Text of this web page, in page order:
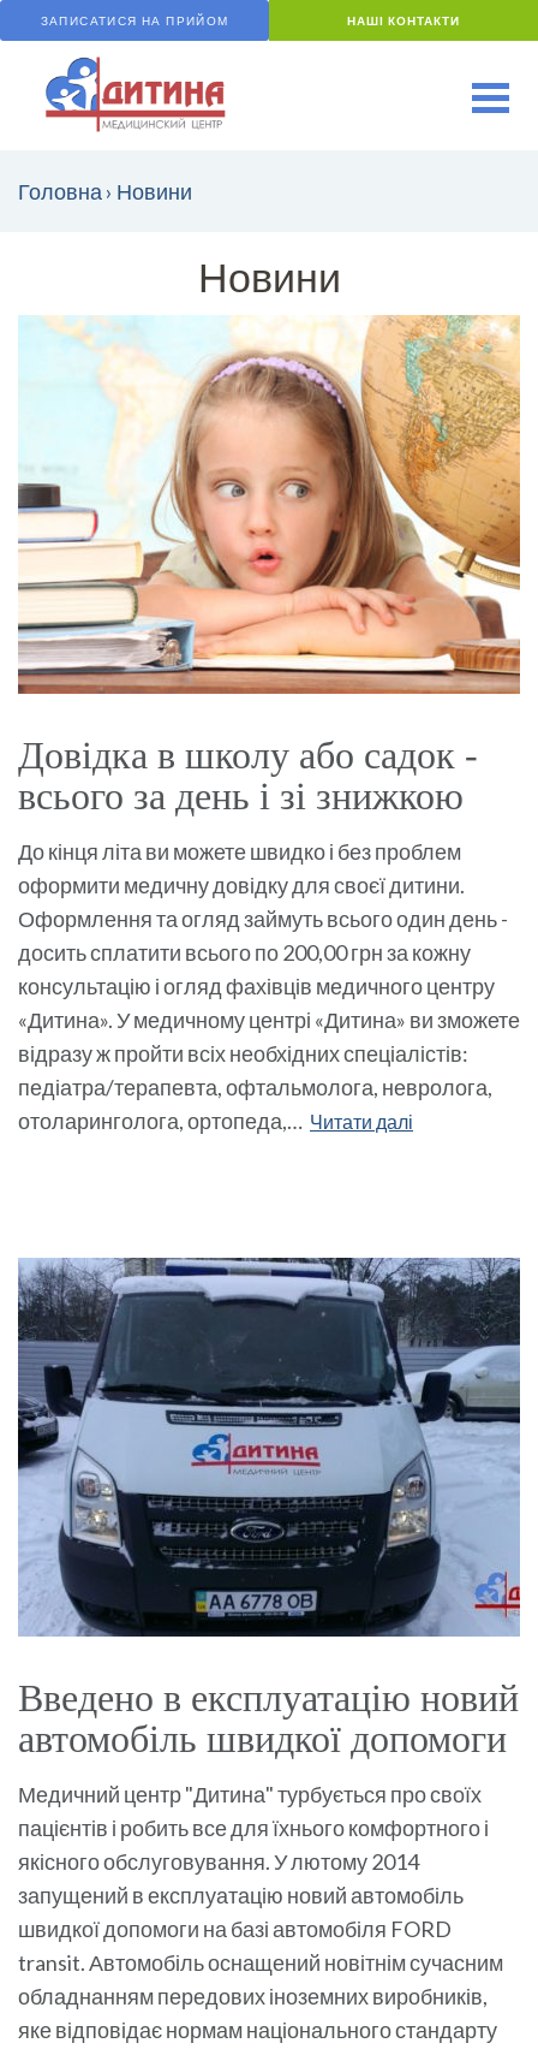
ЗАПИСАТИСЯ НА ПРИЙОМ НАШІ КОНТАКТИ
Головна › Новини
Новини
Довідка в школу або садок -
всього за день і зі знижкою
До кінця літа ви можете швидко і без проблем
оформити медичну довідку для своєї дитини.
Оформлення та огляд займуть всього один день -
досить сплатити всього по 200,00 грн за кожну
консультацію і огляд фахівців медичного центру
«Дитина». У медичному центрі «Дитина» ви зможете
відразу ж пройти всіх необхідних спеціалістів:
педіатра/терапевта, офтальмолога, невролога,
отоларинголога, ортопеда,… Читати далі
Введено в експлуатацію новий
автомобіль швидкої допомоги
Медичний центр "Дитина" турбується про своїх
пацієнтів і робить все для їхнього комфортного і
якісного обслуговування. У лютому 2014
запущений в експлуатацію новий автомобіль
швидкої допомоги на базі автомобіля FORD
transit. Автомобіль оснащений новітнім сучасним
обладнанням передових іноземних виробників,
яке відповідає нормам національного стандарту